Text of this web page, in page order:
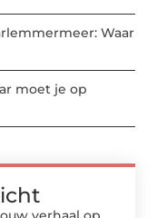
Waar
moet je op